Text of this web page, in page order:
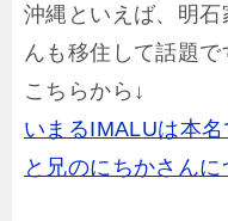
沖縄といえば、明
んも移住して話題
こちらから↓
いまるIMALUは本
と兄のにちかさんに